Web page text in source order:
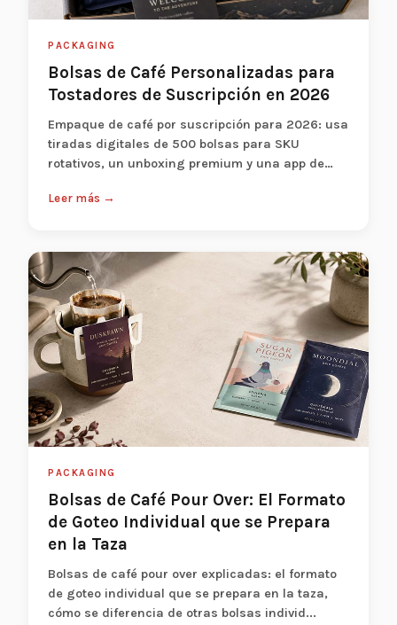
PACKAGING
Bolsas de Café Personalizadas para
Tostadores de Suscripción en 2026
Empaque de café por suscripción para 2026: usa
tiradas digitales de 500 bolsas para SKU
rotativos, un unboxing premium y una app de
Leer más →
PACKAGING
Bolsas de Café Pour Over: El Formato
de Goteo Individual que se Prepara
en la Taza
Bolsas de café pour over explicadas: el formato
de goteo individual que se prepara en la taza,
cómo se diferencia de otras bolsas individ...